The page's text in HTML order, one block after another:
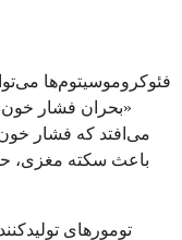
فئوکروموسیتوم‌ها
«بحران فشار خون»
می‌افتد که فشار
باعث سکته مغزی،
تومورهای